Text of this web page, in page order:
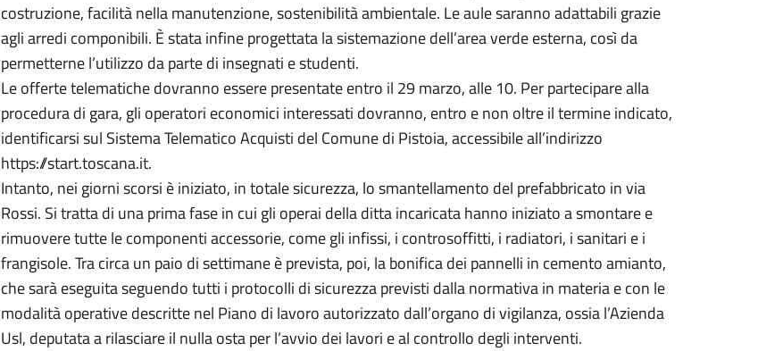
costruzione, facilità nella manutenzione, sostenibilità ambientale. Le aule saranno adattabili grazie
agli arredi componibili. È stata infine progettata la sistemazione dell’area verde esterna, così da
permetterne l’utilizzo da parte di insegnati e studenti.
Le offerte telematiche dovranno essere presentate entro il 29 marzo, alle 10. Per partecipare alla
procedura di gara, gli operatori economici interessati dovranno, entro e non oltre il termine indicato,
identificarsi sul Sistema Telematico Acquisti del Comune di Pistoia, accessibile all’indirizzo
https://start.toscana.it.
Intanto, nei giorni scorsi è iniziato, in totale sicurezza, lo smantellamento del prefabbricato in via
Rossi. Si tratta di una prima fase in cui gli operai della ditta incaricata hanno iniziato a smontare e
rimuovere tutte le componenti accessorie, come gli infissi, i controsoffitti, i radiatori, i sanitari e i
frangisole. Tra circa un paio di settimane è prevista, poi, la bonifica dei pannelli in cemento amianto,
che sarà eseguita seguendo tutti i protocolli di sicurezza previsti dalla normativa in materia e con le
modalità operative descritte nel Piano di lavoro autorizzato dall’organo di vigilanza, ossia l’Azienda
Usl, deputata a rilasciare il nulla osta per l’avvio dei lavori e al controllo degli interventi.